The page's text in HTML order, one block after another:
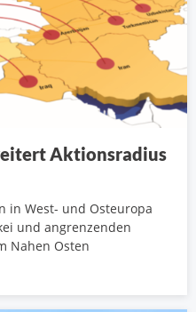
Aktionsradius
in West- und Osteuropa
und angrenzenden
Nahen Osten